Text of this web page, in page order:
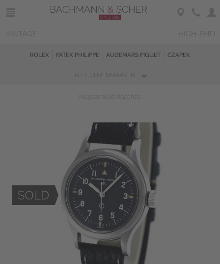
ROLEX PATEK PHILIPPE AUDEMARS PIGUET CZAPEK